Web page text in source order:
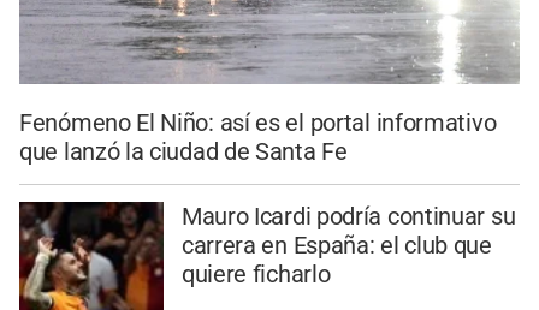
Fenómeno El Niño: así es el portal informativo
que lanzó la ciudad de Santa Fe
Mauro Icardi podría continuar su
carrera en España: el club que
quiere ficharlo